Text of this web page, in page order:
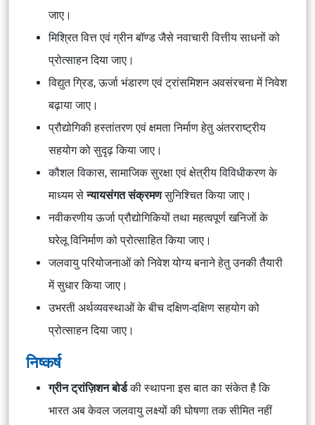
जाए।
मिश्रित वित्त एवं ग्रीन बॉण्ड जैसे नवाचारी वित्तीय साधनों को
प्रोत्साहन दिया जाए।
विद्युत ग्रिड, ऊर्जा भंडारण एवं ट्रांसमिशन अवसंरचना में निवेश
बढ़ाया जाए।
प्रौद्योगिकी हस्तांतरण एवं क्षमता निर्माण हेतु अंतरराष्ट्रीय
सहयोग को सुदृढ़ किया जाए।
कौशल विकास, सामाजिक सुरक्षा एवं क्षेत्रीय विविधीकरण के
माध्यम सेन्यायसंगत संक्रमणसुनिश्चित किया जाए।
नवीकरणीय ऊर्जा प्रौद्योगिकियों तथा महत्वपूर्ण खनिजों के
घरेलू विनिर्माण को प्रोत्साहित किया जाए।
जलवायु परियोजनाओं को निवेश योग्य बनाने हेतु उनकी तैयारी
में सुधार किया जाए।
उभरती अर्थव्यवस्थाओं के बीच दक्षिण-दक्षिण सहयोग को
प्रोत्साहन दिया जाए।
निष्कर्ष
ग्रीन ट्रांज़िशन बोर्डकी स्थापना इस बात का संकेत है कि
भारत अब केवल जलवायु लक्ष्यों की घोषणा तक सीमित नहीं